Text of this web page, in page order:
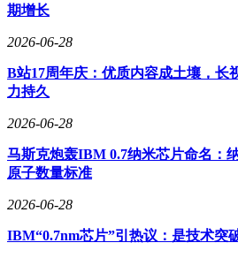
期增长
2026-06-28
B站17周年庆：优质内容成土壤，长
力持久
2026-06-28
马斯克炮轰IBM 0.7纳米芯片命名：
原子数量标准
2026-06-28
IBM“0.7nm芯片”引热议：是技术突